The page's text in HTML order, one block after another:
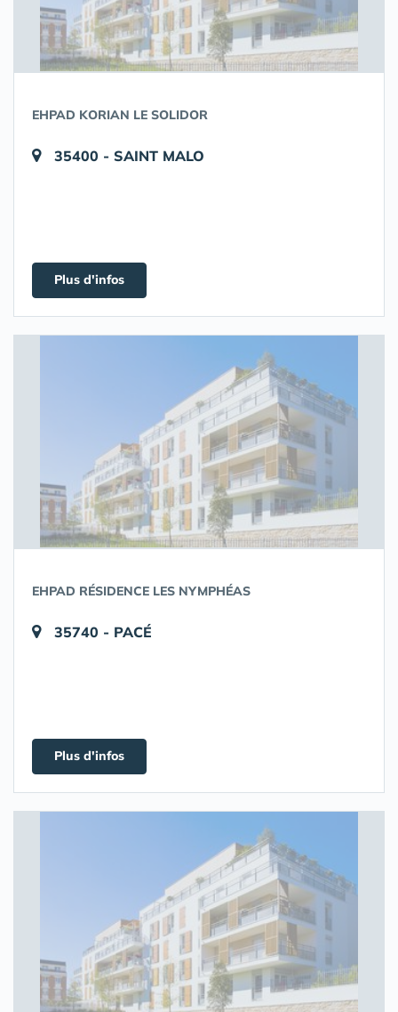
EHPAD KORIAN LE SOLIDOR
35400 - SAINT MALO
Plus d'infos
EHPAD RÉSIDENCE LES NYMPHÉAS
35740 - PACÉ
Plus d'infos